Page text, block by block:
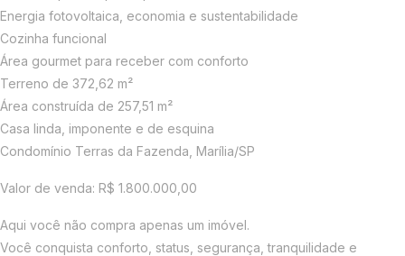
Energia fotovoltaica, economia e sustentabilidade
Cozinha funcional
Área gourmet para receber com conforto
Terreno de 372,62 m²
Área construída de 257,51 m²
Casa linda, imponente e de esquina
Condomínio Terras da Fazenda, Marília/SP
Valor de venda: R$ 1.800.000,00
Aqui você não compra apenas um imóvel.
Você conquista conforto, status, segurança, tranquilidade e